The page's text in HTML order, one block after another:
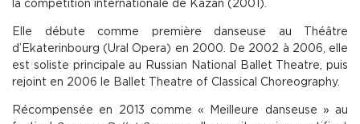
la compétition internationale de Kazan (2001).
Elle débute comme première danseuse au Théâtre
d’Ekaterinbourg (Ural Opera) en 2000. De 2002 à 2006, elle
est soliste principale au Russian National Ballet Theatre, puis
rejoint en 2006 le Ballet Theatre of Classical Choreography.
Récompensée en 2013 comme « Meilleure danseuse » au